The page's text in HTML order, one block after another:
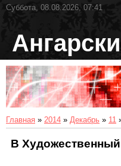
Суббота, 08.08.2026, 07:41
Главная » 2014 » Декабрь » 11
В